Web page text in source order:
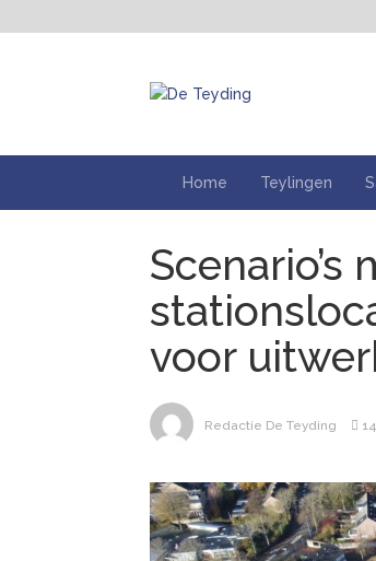
Home Teylingen
voor
Redactie De Teyding